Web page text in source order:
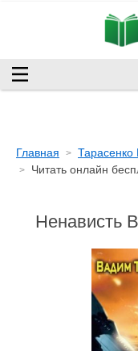
Главная Тарасенко
Читать онлайн
Ненависть